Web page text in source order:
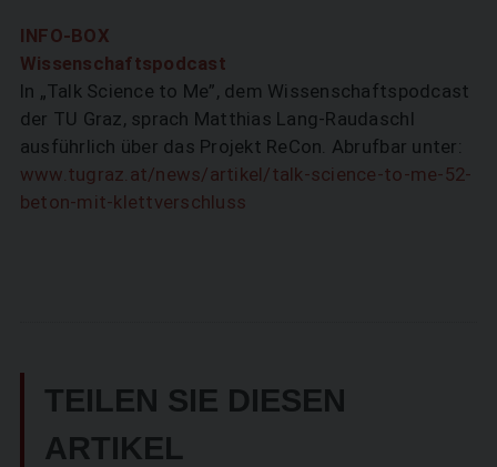
INFO-BOX
Wissenschaftspodcast
In „Talk Science to Me”, dem Wissenschaftspodcast
der TU Graz, sprach Matthias Lang-Raudaschl
ausführlich über das Projekt ReCon. Abrufbar unter:
www.tugraz.at/news/artikel/talk-science-to-me-52-
beton-mit-klettverschluss
TEILEN SIE DIESEN
ARTIKEL